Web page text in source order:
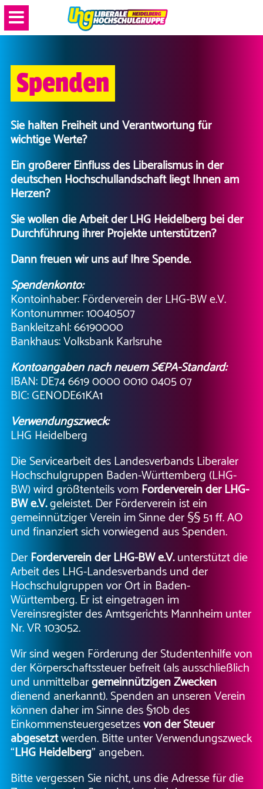
Spenden
Sie halten Freiheit und Verantwortung für
wichtige Werte?
Ein größerer Einfluss des Liberalismus in der
deutschen Hochschullandschaft liegt Ihnen am
Herzen?
Sie wollen die Arbeit der LHG Heidelberg bei der
Durchführung ihrer Projekte unterstützen?
Dann freuen wir uns auf Ihre Spende.
Spendenkonto:
Kontoinhaber: Förderverein der LHG-BW e.V.
Kontonummer: 10040507
Bankleitzahl: 66190000
Bankhaus: Volksbank Karlsruhe
Kontoangaben nach neuem S€PA-Standard:
IBAN: DE74 6619 0000 0010 0405 07
BIC: GENODE61KA1
Verwendungszweck:
LHG Heidelberg
Die Servicearbeit des Landesverbands Liberaler
Hochschulgruppen Baden-Württemberg (LHG-
BW) wird größtenteils vomFörderverein der LHG-
BW e.V.geleistet. Der Förderverein ist ein
gemeinnütziger Verein im Sinne der §§ 51 ff. AO
und finanziert sich vorwiegend aus Spenden.
DerFörderverein der LHG-BW e.V.unterstützt die
Arbeit des LHG-Landesverbands und der
Hochschulgruppen vor Ort in Baden-
Württemberg. Er ist eingetragen im
Vereinsregister des Amtsgerichts Mannheim unter
Nr. VR 103052.
Wir sind wegen Förderung der Studentenhilfe von
der Körperschaftssteuer befreit (als ausschließlich
und unmittelbargemeinnützigen Zwecken
dienend anerkannt). Spenden an unseren Verein
können daher im Sinne des §10b des
Einkommensteuergesetzesvon der Steuer
abgesetztwerden. Bitte unter Verwendungszweck
“LHG Heidelberg” angeben.
Bitte vergessen Sie nicht, uns die Adresse für die